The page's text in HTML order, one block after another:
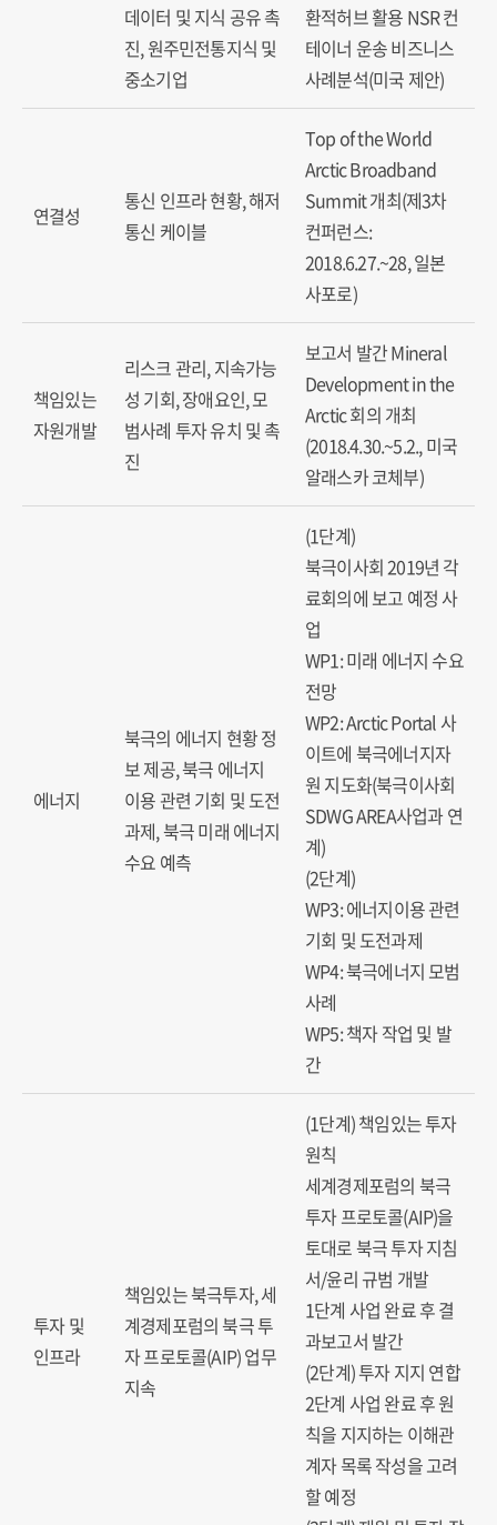
데이터 및 지식 공유 촉
진, 원주민전통지식 및
중소기업
환적허브 활용 NSR 컨
테이너 운송 비즈니스
사례분석(미국 제안)
연결성
통신 인프라 현황, 해저
통신 케이블
Top of the World
Arctic Broadband
Summit 개최(제3차
컨퍼런스:
2018.6.27.~28, 일본
사포로)
책임있는
자원개발
리스크 관리, 지속가능
성 기회, 장애요인, 모
범사례 투자 유치 및 촉
진
보고서 발간 Mineral
Development in the
Arctic 회의 개최
(2018.4.30.~5.2., 미국
알래스카 코체부)
에너지
북극의 에너지 현황 정
보 제공, 북극 에너지
이용 관련 기회 및 도전
과제, 북극 미래 에너지
수요 예측
(1단계)
북극이사회 2019년 각
료회의에 보고 예정 사
업
WP1: 미래 에너지 수요
전망
WP2: Arctic Portal 사
이트에 북극에너지자
원 지도화(북극이사회
SDWG AREA사업과 연
계)
(2단계)
WP3: 에너지이용 관련
기회 및 도전과제
WP4: 북극에너지 모범
사례
WP5: 책자 작업 및 발
간
투자 및
인프라
책임있는 북극투자, 세
계경제포럼의 북극 투
자 프로토콜(AIP) 업무
지속
(1단계) 책임있는 투자
원칙
세계경제포럼의 북극
투자 프로토콜(AIP)을
토대로 북극 투자 지침
서/윤리 규범 개발
1단계 사업 완료 후 결
과보고서 발간
(2단계) 투자 지지 연합
2단계 사업 완료 후 원
칙을 지지하는 이해관
계자 목록 작성을 고려
할 예정